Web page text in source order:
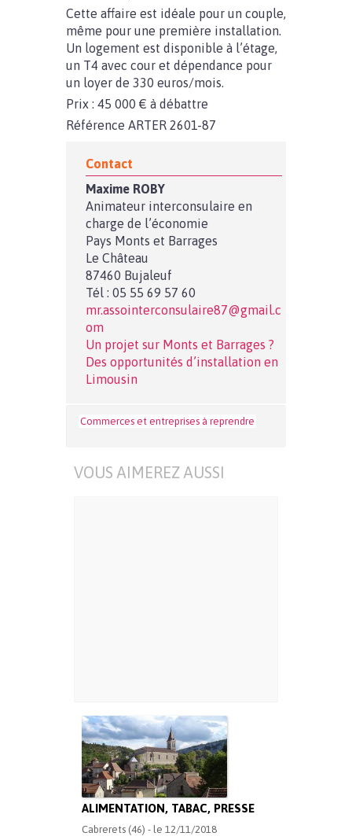
Cette affaire est idéale pour un couple,
même pour une première installation.
Un logement est disponible à l’étage,
un T4 avec cour et dépendance pour
un loyer de 330 euros/mois.
Prix : 45 000 € à débattre
Référence ARTER 2601-87
Contact
Maxime ROBY
Animateur interconsulaire en
charge de l’économie
Pays Monts et Barrages
Le Château
87460 Bujaleuf
Tél : 05 55 69 57 60
mr.assointerconsulaire87@gmail.c
om
Un projet sur Monts et Barrages ?
Des opportunités d’installation en
Limousin
Commerces et entreprises à reprendre
VOUS AIMEREZ AUSSI
ALIMENTATION, TABAC, PRESSE
Cabrerets (46) - le 12/11/2018